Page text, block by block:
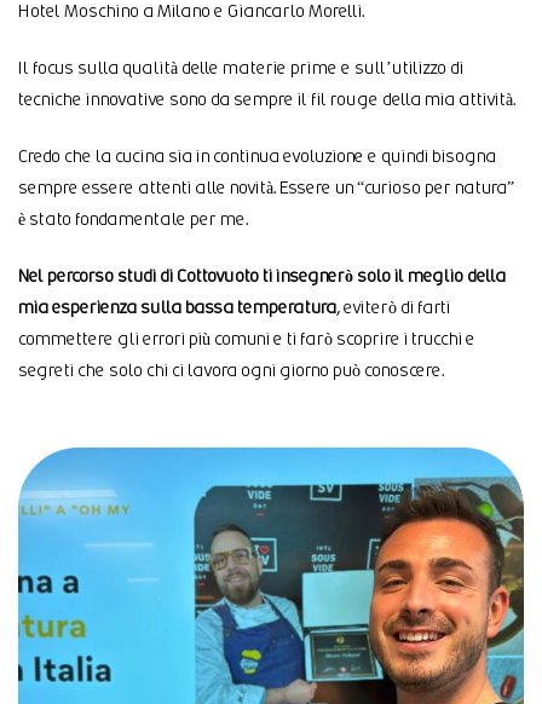
Hotel Moschino a Milano e Giancarlo Morelli.
Il focus sulla qualità delle materie prime e sull’utilizzo di
tecniche innovative sono da sempre il fil rouge della mia attività.
Credo che la cucina sia in continua evoluzione e quindi bisogna
sempre essere attenti alle novità. Essere un “curioso per natura”
è stato fondamentale per me.
Nel percorso studi di Cottovuoto ti insegnerò solo il meglio della
mia esperienza sulla bassa temperatura, eviterò di farti
commettere gli errori più comuni e ti farò scoprire i trucchi e
segreti che solo chi ci lavora ogni giorno può conoscere.